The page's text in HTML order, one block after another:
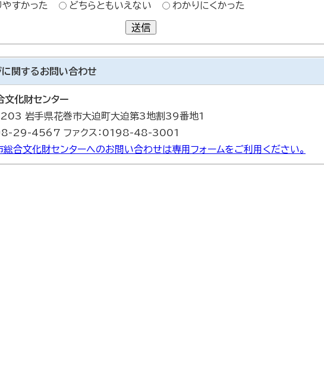
やすかった
どちらともいえない わかりにくかった
送信
に関するお問い合わせ
文化財センター
岩手県花巻市大迫町大迫第3地割39番地1
29-4567 ファクス：0198-48-3001
総合文化財センターへのお問い合わせは専用フォームをご利用ください。